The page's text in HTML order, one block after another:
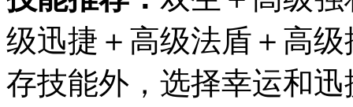
级迅捷＋高级法盾＋高
存技能外，选择幸运和